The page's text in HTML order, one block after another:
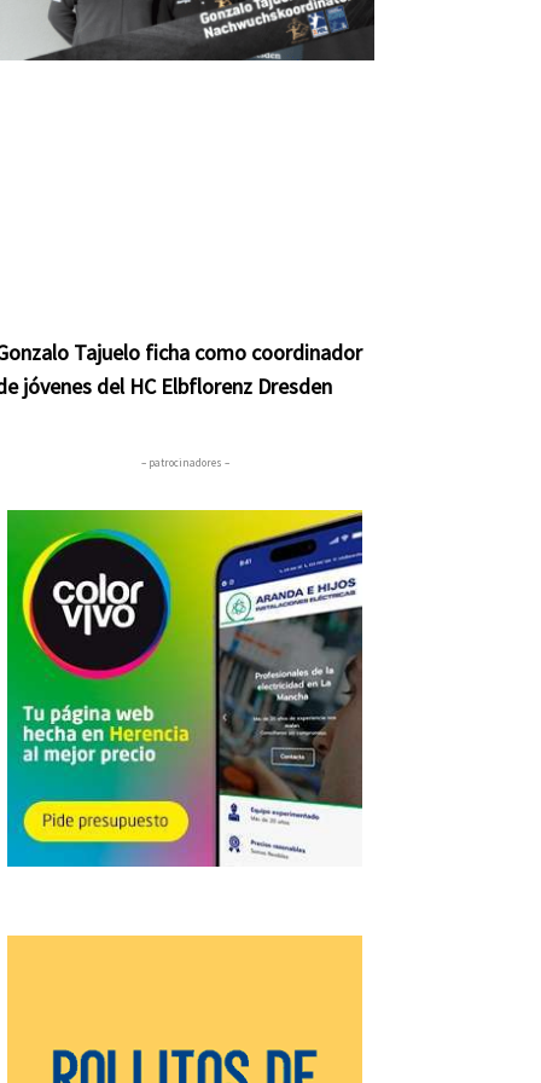
Tajuelo ficha como coordinador
jóvenes del HC Elbflorenz Dresden
– patrocinadores –